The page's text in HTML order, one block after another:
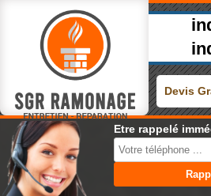
Devis
Etre rappelé